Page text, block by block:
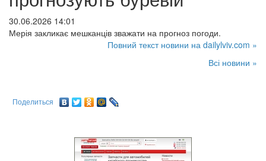
30.06.2026 14:01
Мерія закликає мешканців зважати на прогноз погоди.
Повний текст новини на dailylviv.com »
Всі новини »
Поделиться